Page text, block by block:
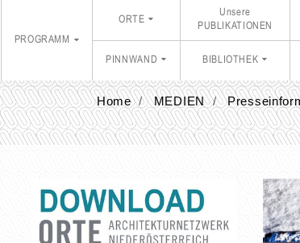
PROGRAMM
ORTE
Unsere
PUBLIKATIONEN
PINNWAND BIBLIOTHEK
Home MEDIEN